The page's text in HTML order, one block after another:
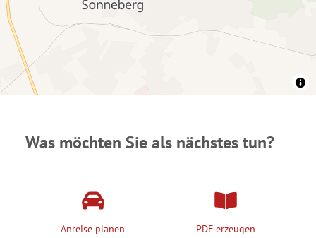
Was möchten Sie als nächstes tun?
Anreise planen PDF erzeugen